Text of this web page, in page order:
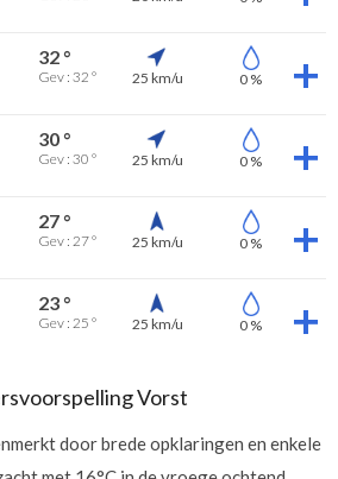
32 °
Gev : 32 ° 25 km/u 0 %
30 °
Gev : 30 ° 25 km/u 0 %
27 °
Gev : 27 ° 25 km/u 0 %
23 °
Gev : 25 ° 25 km/u 0 %
Vorst
door brede opklaringen en enkele